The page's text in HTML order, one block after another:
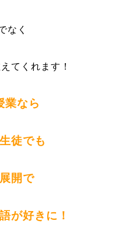
なく
てくれます！
業なら
徒でも
開で
が好きに！